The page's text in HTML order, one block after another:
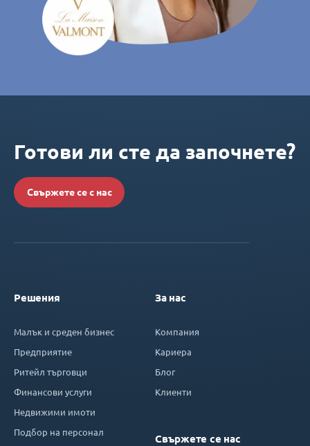
Готови ли сте да започнете?
Свържете се с нас
Решения
Малък и среден бизнес
Предприятие
Ритейл търговци
Финансови услуги
Недвижими имоти
Подбор на персонал
За нас
Компания
Кариера
Блог
Клиенти
Свържете се нас